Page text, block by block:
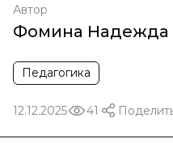
Автор
Фомина Надежда
Педагогика
12.12.2025 41